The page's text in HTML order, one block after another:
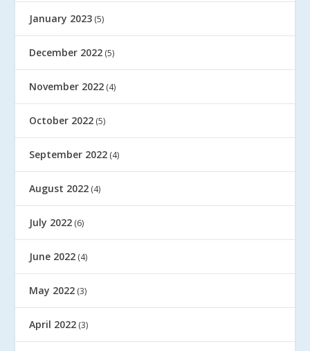
January 2023 (5)
December 2022 (5)
November 2022 (4)
October 2022 (5)
September 2022 (4)
August 2022 (4)
July 2022 (6)
June 2022 (4)
May 2022 (3)
April 2022 (3)